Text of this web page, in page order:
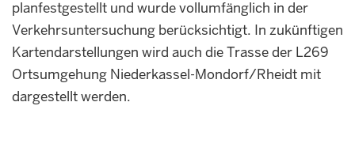
planfestgestellt und wurde vollumfänglich in der
Verkehrsuntersuchung berücksichtigt. In zukünftigen
Kartendarstellungen wird auch die Trasse der L269
Ortsumgehung Niederkassel-Mondorf/Rheidt mit
dargestellt werden.